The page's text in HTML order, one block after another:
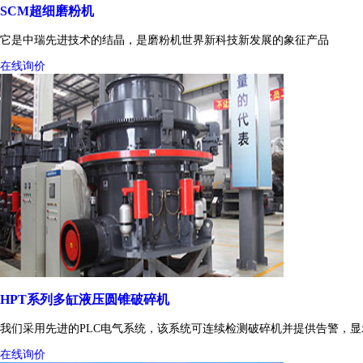
SCM超细磨粉机
它是中瑞先进技术的结晶，是磨粉机世界新科技新发展的象征产品
在线询价
HPT系列多缸液压圆锥破碎机
我们采用先进的PLC电气系统，该系统可连续检测破碎机并提供告警，
在线询价